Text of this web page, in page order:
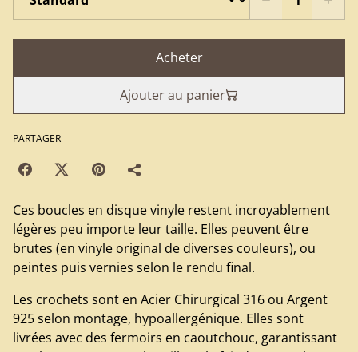
Acheter
Ajouter au panier
PARTAGER
Ces boucles en disque vinyle restent incroyablement
légères peu importe leur taille. Elles peuvent être
brutes (en vinyle original de diverses couleurs), ou
peintes puis vernies selon le rendu final.
Les crochets sont en Acier Chirurgical 316 ou Argent
925 selon montage, hypoallergénique. Elles sont
livrées avec des fermoirs en caoutchouc, garantissant